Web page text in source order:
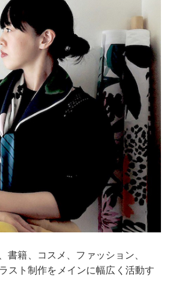
書籍、コスメ、ファッション、
スト制作をメインに幅広く活動す